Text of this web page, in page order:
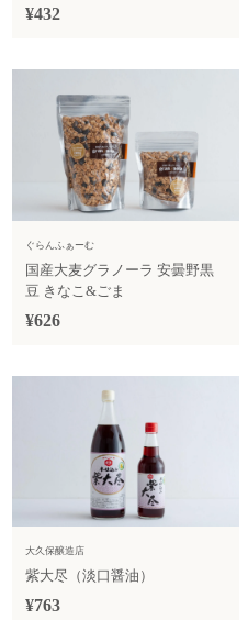
¥432
ぐらんふぁーむ
国産大麦グラノーラ 安曇野黒
豆 きなこ&ごま
¥626
大久保醸造店
紫大尽（淡口醤油）
¥763